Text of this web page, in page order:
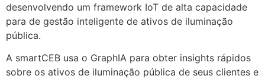
desenvolvendo um framework IoT de alta capacidade
para de gestão inteligente de ativos de iluminação
pública.
A smartCEB usa o GraphIA para obter insights rápidos
sobre os ativos de iluminação pública de seus clientes e